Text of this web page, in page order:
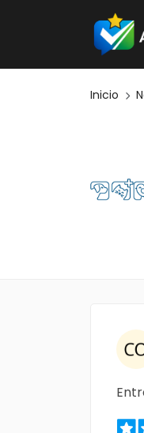
Inicio